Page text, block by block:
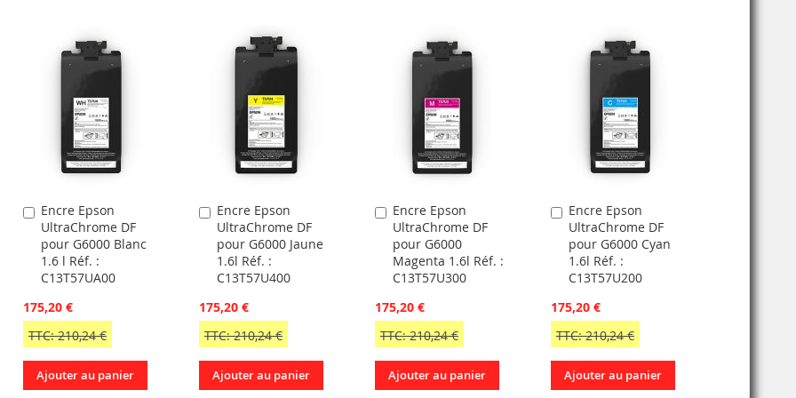
Encre Epson
UltraChrome DF
pour G6000 Blanc
1.6 l Réf. :
C13T57UA00
175,20 €
TTC: 210,24 €
Ajouter
au
panier
Ajouter au panier
Encre Epson
UltraChrome DF
pour G6000 Jaune
1.6l Réf. :
C13T57U400
175,20 €
TTC: 210,24 €
Ajouter
au
panier
Ajouter au panier
Encre Epson
UltraChrome DF
pour G6000
Magenta 1.6l Réf. :
C13T57U300
175,20 €
TTC: 210,24 €
Ajouter
au
panier
Ajouter au panier
Encre Epson
UltraChrome DF
pour G6000 Cyan
1.6l Réf. :
C13T57U200
175,20 €
TTC: 210,24 €
Ajouter
au
panier
Ajouter au panier